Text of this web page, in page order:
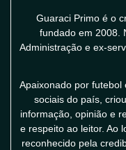
Guaraci Primo é o
fundado em 2008.
Administração e ex-
Apaixonado por
sociais do país,
informação, opinião e
e respeito ao leitor. Ao
reconhecido pela